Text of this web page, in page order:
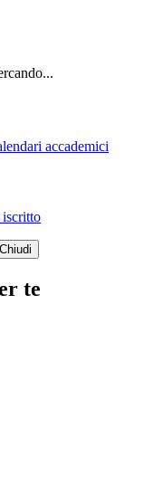
accademici
Chiudi
te